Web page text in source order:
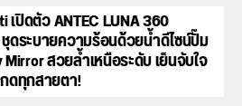
เปิดตัว ANTEC LUNA 360
ดระบายความร้อนด้วยน้ำดีไซน์ปั๊ม
สวยล้ำเหนือระดับ เย็นจับใจ
ดทุกสายตา!